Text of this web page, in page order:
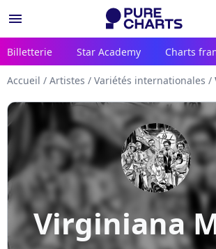
menu
Billetterie Star Academy Charts
Accueil / Artistes / Variétés internationales /
Virginiana